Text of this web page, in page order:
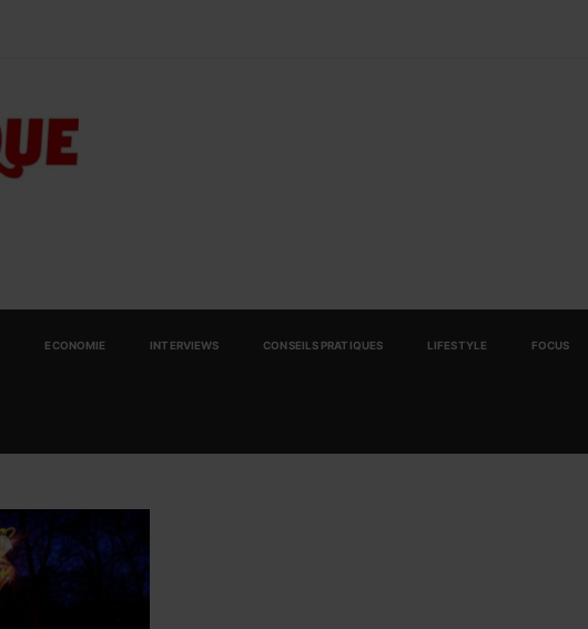
ECONOMIE INTERVIEWS CONSEILS PRATIQUES LIFESTYLE FOCUS